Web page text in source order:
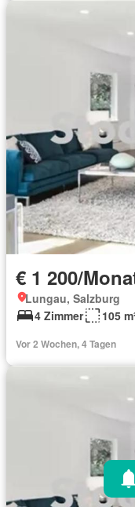
€ 1 200/
Lungau, Salzburg
4 Zimmer
105
Vor 2 Wochen, 4 Tagen